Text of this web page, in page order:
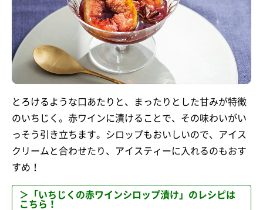
とろけるような口あたりと、まったりとした甘みが特徴
のいちじく。赤ワインに漬けることで、その味わいがい
っそう引き立ちます。シロップもおいしいので、アイス
クリームと合わせたり、アイスティーに入れるのもおす
すめ！
＞「いちじくの赤ワインシロップ漬け」のレシピは
こちら！